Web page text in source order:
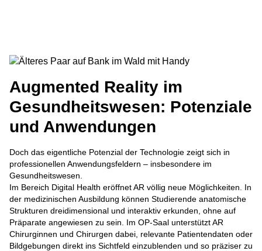
Augmented Reality im
Gesundheitswesen: Potenziale
und Anwendungen
Doch das eigentliche Potenzial der Technologie zeigt sich in
professionellen Anwendungsfeldern – insbesondere im
Gesundheitswesen.
Im Bereich Digital Health eröffnet AR völlig neue Möglichkeiten. In
der medizinischen Ausbildung können Studierende anatomische
Strukturen dreidimensional und interaktiv erkunden, ohne auf
Präparate angewiesen zu sein. Im OP-Saal unterstützt AR
Chirurginnen und Chirurgen dabei, relevante Patientendaten oder
Bildgebungen direkt ins Sichtfeld einzublenden und so präziser zu